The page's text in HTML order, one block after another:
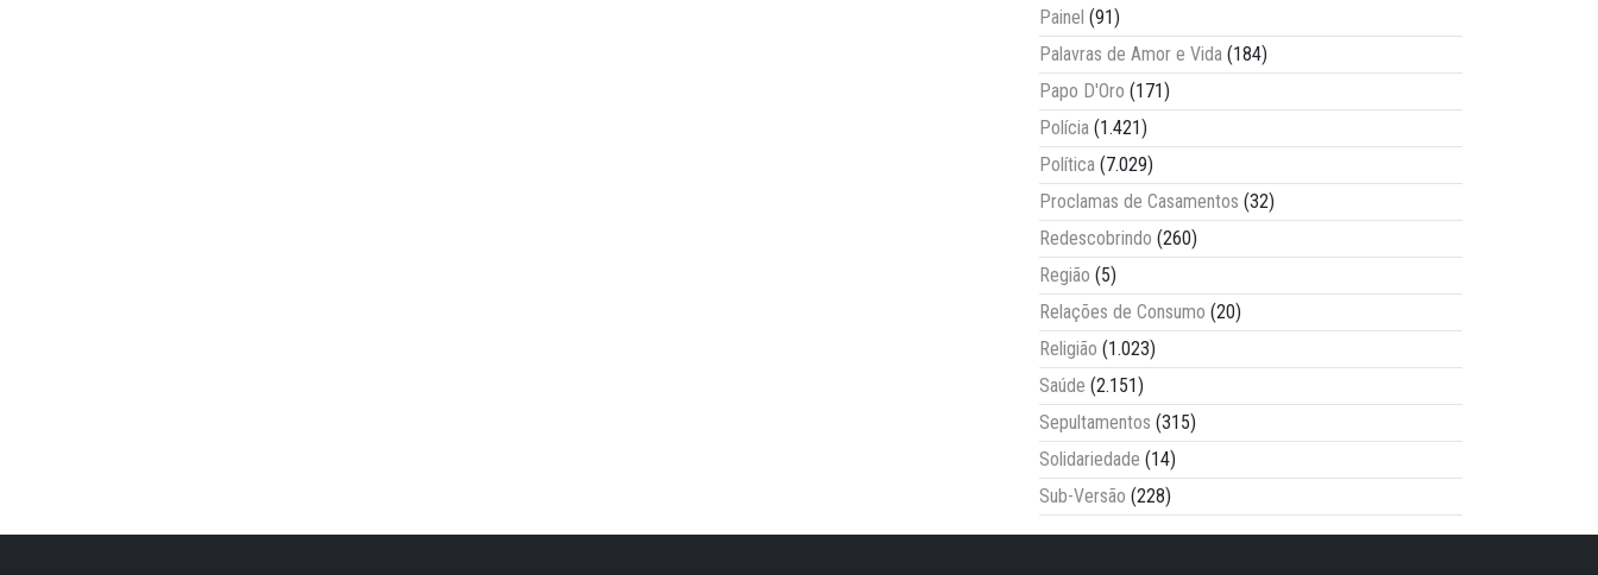
Painel (91)
Palavras de Amor e Vida (184)
Papo D'Oro (171)
Polícia (1.421)
Política (7.029)
Proclamas de Casamentos (32)
Redescobrindo (260)
Região (5)
Relações de Consumo (20)
Religião (1.023)
Saúde (2.151)
Sepultamentos (315)
Solidariedade (14)
Sub-Versão (228)